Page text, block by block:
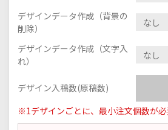
デザインデータ作成（背景の
削除）
デザインデータ作成（文字入
れ）
デザイン入稿数(原稿数)
※1デザインごとに、最小注文個数が